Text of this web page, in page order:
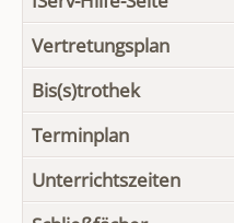
Vertretungsplan
Bis(s)trothek
Terminplan
Unterrichtszeiten